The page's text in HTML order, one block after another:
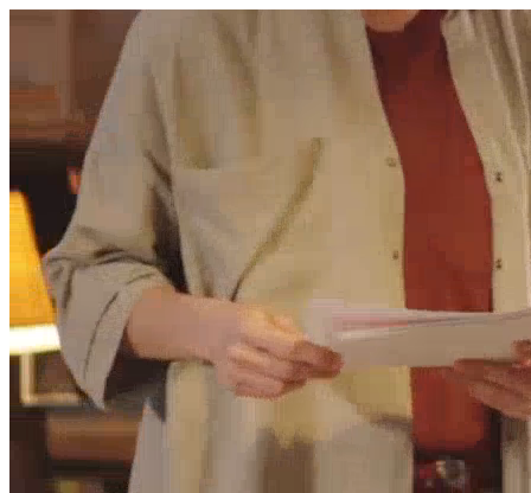
היום לומדים
מצאו מורה
הצטרפות מורים פרטיים
שירות לקוחות
על הצוות שלנו :)
משרות פתוחות
התחברות
כל הזכויות שמורות 2026 © Lessoons
חיפוש
המורים הטובים